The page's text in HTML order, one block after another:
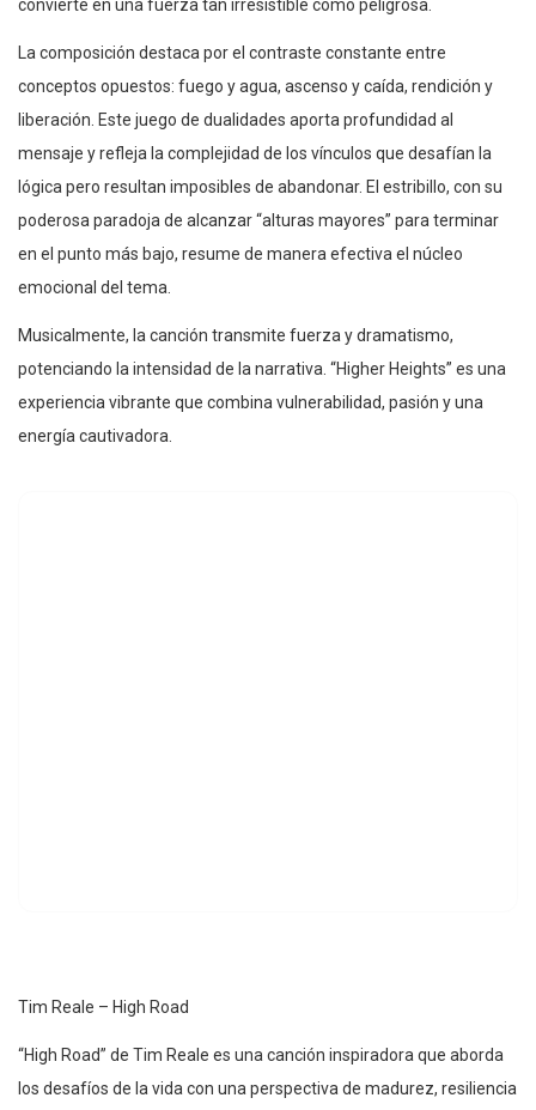
convierte en una fuerza tan irresistible como peligrosa.
La composición destaca por el contraste constante entre
conceptos opuestos: fuego y agua, ascenso y caída, rendición y
liberación. Este juego de dualidades aporta profundidad al
mensaje y refleja la complejidad de los vínculos que desafían la
lógica pero resultan imposibles de abandonar. El estribillo, con su
poderosa paradoja de alcanzar “alturas mayores” para terminar
en el punto más bajo, resume de manera efectiva el núcleo
emocional del tema.
Musicalmente, la canción transmite fuerza y dramatismo,
potenciando la intensidad de la narrativa. “Higher Heights” es una
experiencia vibrante que combina vulnerabilidad, pasión y una
energía cautivadora.
Tim Reale – High Road
“High Road” de Tim Reale es una canción inspiradora que aborda
los desafíos de la vida con una perspectiva de madurez, resiliencia